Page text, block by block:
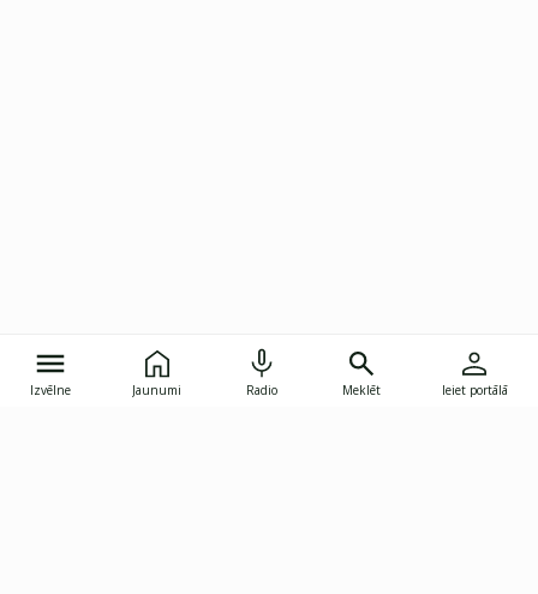
Izvēlne Jaunumi Radio Meklēt Ieiet portālā